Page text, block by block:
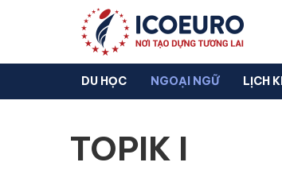
DU HỌC NGOẠI NGỮ LỊCH
TOPIK I